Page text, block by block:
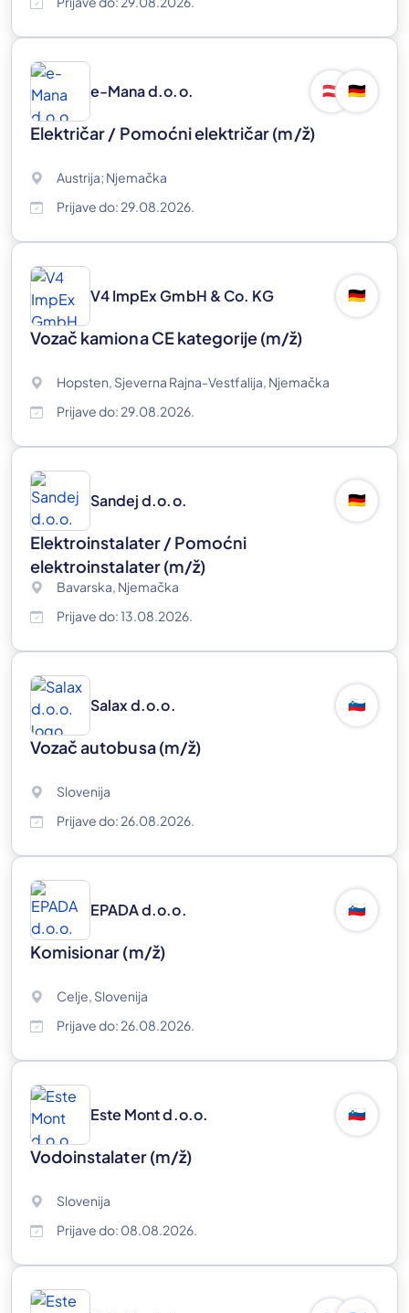
e-Mana d.o.o. 🇦🇹 🇩🇪
Električar / Pomoćni električar(m/ž)
Austrija; Njemačka
Prijave do: 29.08.2026.
V4 ImpEx GmbH & Co. KG 🇩🇪
Vozač kamiona CE kategorije(m/ž)
Hopsten, Sjeverna Rajna-Vestfalija, Njemačka
Prijave do: 29.08.2026.
Sandej d.o.o. 🇩🇪
Elektroinstalater / Pomoćni
elektroinstalater(m/ž)
Bavarska, Njemačka
Prijave do: 13.08.2026.
Salax d.o.o. 🇸🇮
Vozač autobusa(m/ž)
Slovenija
Prijave do: 26.08.2026.
EPADA d.o.o. 🇸🇮
Komisionar(m/ž)
Celje, Slovenija
Prijave do: 26.08.2026.
Este Mont d.o.o. 🇸🇮
Vodoinstalater(m/ž)
Slovenija
Prijave do: 08.08.2026.